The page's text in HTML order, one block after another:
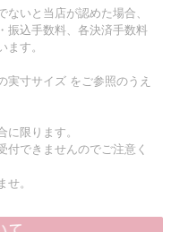
ないと当店が認めた場合、
振込手数料、各決済手数料
す。
実寸サイズ をご参照のうえ
限ります。
付できませんのでご注意く
せ。